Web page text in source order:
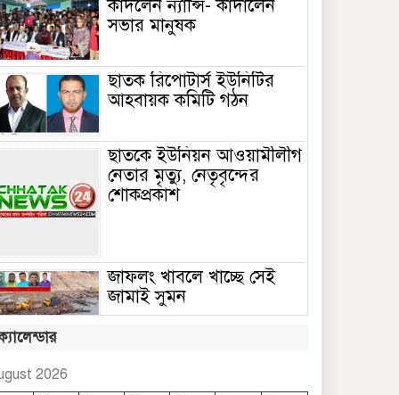
কাঁদলেন ন্যান্সি- কাঁদালেন
সভার মানুষক
ছাতক রিপোটার্স ইউনিটির
আহবায়ক কমিটি গঠন
ছাতকে ইউনিয়ন আওয়ামীলীগ
নেতার মৃত্যু, নেতৃবৃন্দের
শোকপ্রকাশ
জাফলং খাবলে খাচ্ছে সেই
জামাই সুমন
2026